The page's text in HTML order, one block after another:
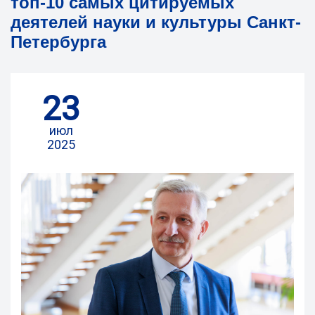
деятелей науки и культуры Санкт-
Петербурга
23
июл
2025